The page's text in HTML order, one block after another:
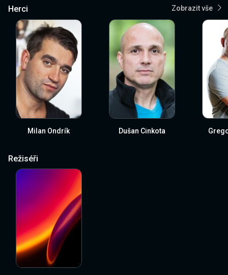
Herci Zobrazit vše
Milan Ondrík Dušan Cinkota
Režiséři